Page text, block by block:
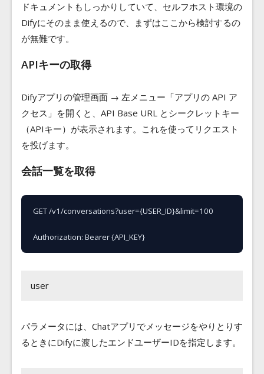
ドキュメントもしっかりしていて、セルフホスト環境の
Difyにそのまま使えるので、まずはここから検討するの
が無難です。
APIキーの取得
Difyアプリの管理画面 → 左メニュー「アプリの API ア
クセス」を開くと、API Base URL とシークレットキー
（APIキー）が表示されます。これを使ってリクエスト
を投げます。
会話一覧を取得
GET /v1/conversations?user={USER_ID}&limit=100
Authorization: Bearer {API_KEY}
user
パラメータには、Chatアプリでメッセージをやりとりす
るときにDifyに渡したエンドユーザーIDを指定します。